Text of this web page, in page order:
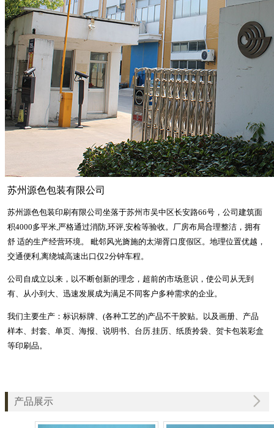
苏州源色包装有限公司
苏州源色包装印刷有限公司坐落于苏州市吴中区长安路66号，公司建筑面
积4000多平米,严格通过消防,环评,安检等验收。厂房布局合理整洁，拥有
舒 适的生产经营环境。 毗邻风光旖施的太湖胥口度假区。地理位置优越，
交通便利,离绕城高速出口仅2分钟车程。
公司自成立以来，以不断创新的理念，超前的市场意识，使公司从无到
有、从小到大、迅速发展成为满足不同客户多种需求的企业。
我们主要生产：标识标牌、(各种工艺的)产品不干胶贴。以及画册、产品
样本、封套、单页、海报、说明书、台历.挂历、纸质拎袋、贺卡包装彩盒
等印刷品。
产品展示